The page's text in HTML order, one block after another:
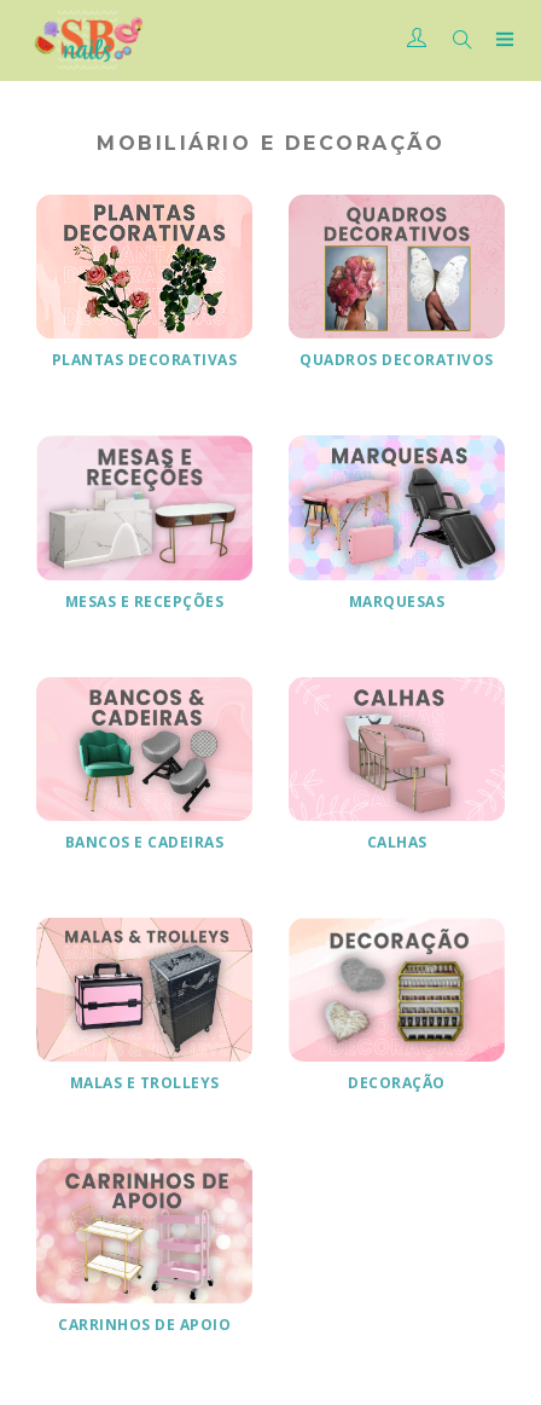
MOBILIÁRIO E DECORAÇÃO
PLANTAS DECORATIVAS QUADROS DECORATIVOS
MESAS E RECEPÇÕES MARQUESAS
BANCOS E CADEIRAS CALHAS
MALAS E TROLLEYS DECORAÇÃO
CARRINHOS DE APOIO